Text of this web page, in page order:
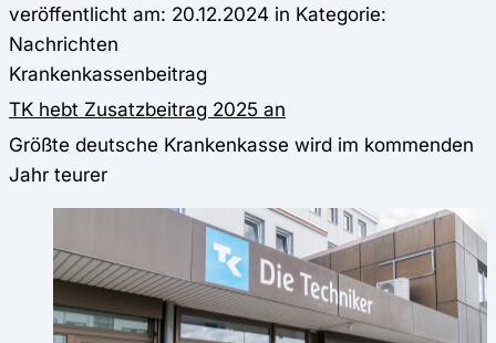
veröffentlicht am: 20.12.2024 in Kategorie:
Nachrichten
Krankenkassenbeitrag
TK hebt Zusatzbeitrag 2025 an
Größte deutsche Krankenkasse wird im kommenden
Jahr teurer